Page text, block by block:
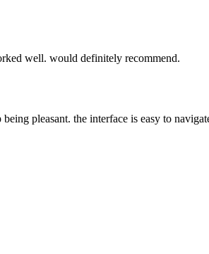
well. would definitely recommend.
pleasant. the interface is easy to